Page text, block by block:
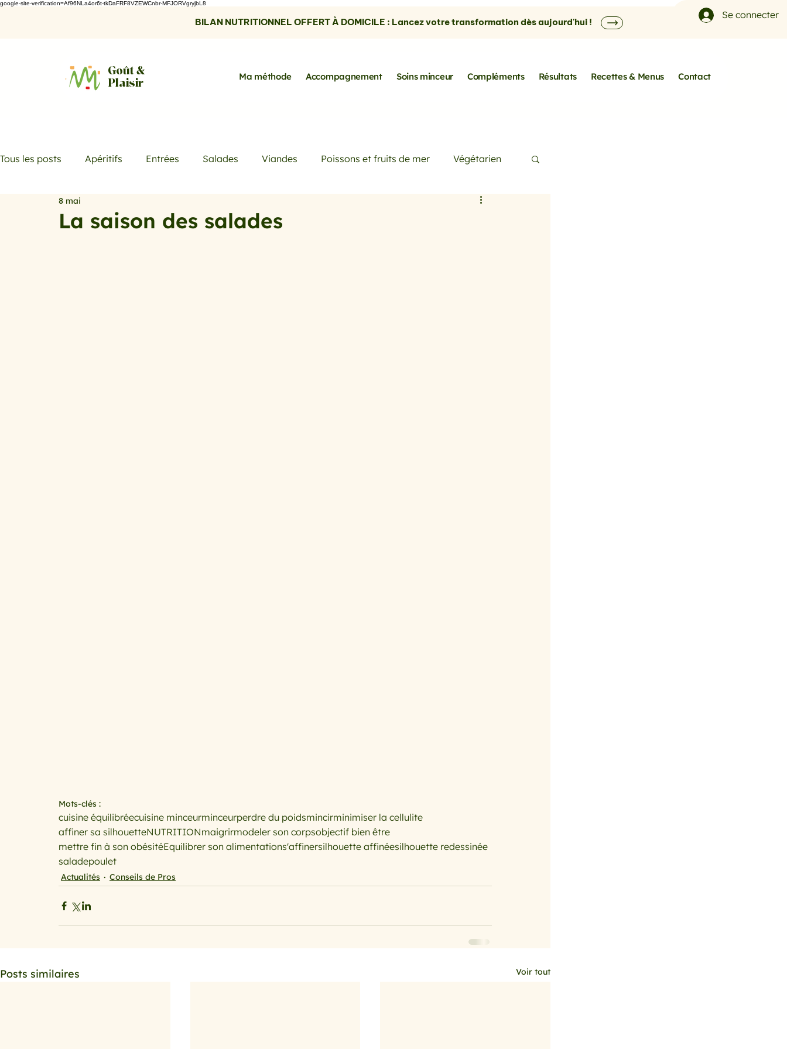
google-site-verification=Af96NLa4or6t-tkDaFRF8VZEWCnbr-MFJORVgryjbL8
Se connecter
BILAN NUTRITIONNEL OFFERT À DOMICILE : Lancez votre transformation dès aujourd'hui !
Goût &
Plaisir
Ma méthode Accompagnement Soins minceur Compléments Résultats Recettes & Menus Contact
Tous les posts Apéritifs Entrées Salades Viandes Poissons et fruits de mer Végétarien
Desserts Conseils de Pros
La saison des salades
8 mai
Mots-clés :
cuisine équilibréecuisine minceurminceurperdre du poidsmincirminimiser la cellulite
affiner sa silhouetteNUTRITIONmaigrirmodeler son corpsobjectif bien être
mettre fin à son obésitéEquilibrer son alimentations'affinersilhouette affinéesilhouette redessinée
saladepoulet
Actualités Conseils de Pros
Posts similaires Voir tout